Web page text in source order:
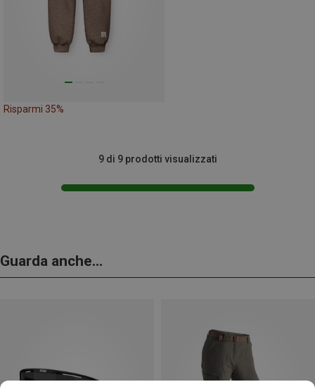
Risparmi 35%
9 di 9 prodotti visualizzati
Guarda anche...